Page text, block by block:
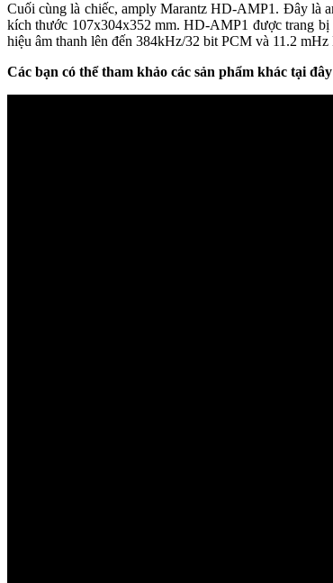
Cuối cùng là chiếc, amply Marantz HD-AMP1. Đây là
kích thước 107x304x352 mm. HD-AMP1 được trang
hiệu âm thanh lên đến 384kHz/32 bit PCM và 11.2
Các bạn có thể tham khảo các sản phẩm khác tại đây